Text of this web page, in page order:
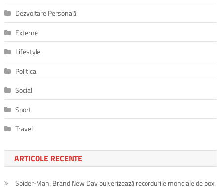
Dezvoltare Personală
Externe
Lifestyle
Politica
Social
Sport
Travel
ARTICOLE RECENTE
Spider-Man: Brand New Day pulverizează recordurile mondiale de box